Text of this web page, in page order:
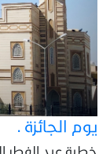
يوم الجائزة .